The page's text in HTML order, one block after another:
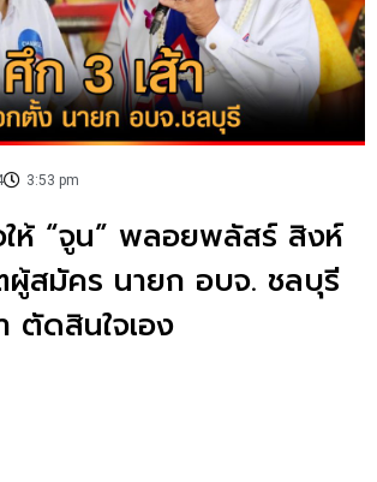
3:53 pm
ให้ “จูน” พลอยพลัสร์ สิงห์
สมัคร นายก อบจ. ชลบุรี
ตัดสินใจเอง